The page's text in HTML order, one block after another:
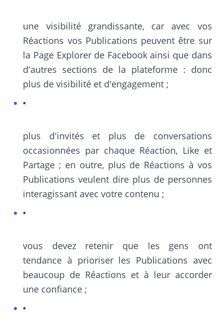
une visibilité grandissante, car avec vos
Réactions vos Publications peuvent être sur
la Page Explorer de Facebook ainsi que dans
d'autres sections de la plateforme : donc
plus de visibilité et d'engagement ;
plus d'invités et plus de conversations
occasionnées par chaque Réaction, Like et
Partage ; en outre, plus de Réactions à vos
Publications veulent dire plus de personnes
interagissant avec votre contenu ;
vous devez retenir que les gens ont
tendance à prioriser les Publications avec
beaucoup de Réactions et à leur accorder
une confiance ;